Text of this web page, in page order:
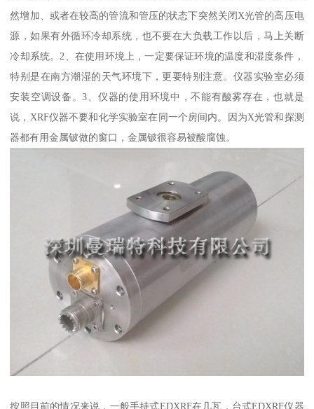
然增加、或者在较高的管流和管压的状态下突然关闭X光管的高压电
源，如果有外循环冷却系统，也不要在大负载工作以后，马上关断
冷却系统。2、在使用环境上，一定要保证环境的温度和湿度条件，
特别是在南方潮湿的天气环境下，更要特别注意。仪器实验室必须
安装空调设备。3、仪器的使用环境中，不能有酸雾存在，也就是
说，XRF仪器不要和化学实验室在同一个房间内。因为X光管和探测
器都有用金属铍做的窗口，金属铍很容易被酸腐蚀。
按照目前的情况来说，一般手持式EDXRF在几瓦，台式EDXRF仪器